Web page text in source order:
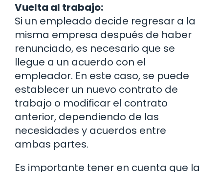
Vuelta al trabajo:
Si un empleado decide regresar a la
misma empresa después de haber
renunciado, es necesario que se
llegue a un acuerdo con el
empleador. En este caso, se puede
establecer un nuevo contrato de
trabajo o modificar el contrato
anterior, dependiendo de las
necesidades y acuerdos entre
ambas partes.
Es importante tener en cuenta que la